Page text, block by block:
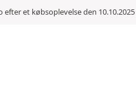
et købsoplevelse den 10.10.2025